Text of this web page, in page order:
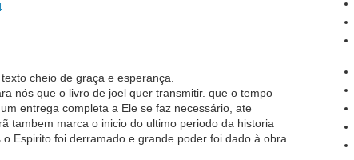
cheio de graça e esperança.
nós que o livro de joel quer transmitir. que o tempo
entrega completa a Ele se faz necessário, ate
tambem marca o inicio do ultimo periodo da historia
Espirito foi derramado e grande poder foi dado à obra